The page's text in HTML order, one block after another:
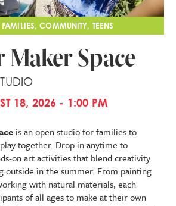
COMMUNITY, TEENS
Maker Space
18, 2026 - 1:00 PM
is an open studio for families to
together. Drop in anytime to
on art activities that blend creativity
outside in the summer. From painting
with natural materials, each
of all ages to make at their own